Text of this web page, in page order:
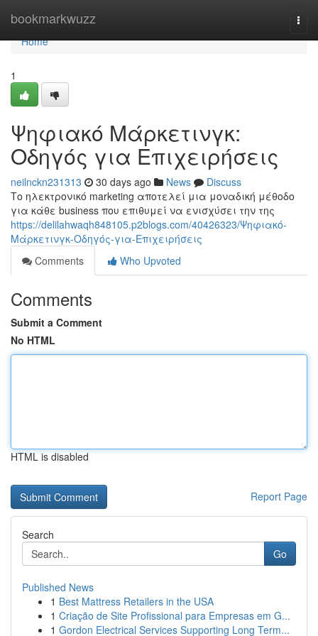
bookmarkwuzz
Home
Home
1
Ψηφιακό Μάρκετινγκ:
Οδηγός για Επιχειρήσεις
neilnckn231313 30 days ago News
Discuss
Το ηλεκτρονικό marketing αποτελεί μια μοναδική μέθοδο
για κάθε business που επιθυμεί να ενισχύσει την της
https://delilahwaqh848105.p2blogs.com/40426323/Ψηφιακό-
Μάρκετινγκ-Οδηγός-για-Επιχειρήσεις
Comments
Who Upvoted
Comments
Submit a Comment
No HTML
HTML is disabled
Report Page
Search
Go
Published News
1 Best Mattress Retailers in the USA
1 Criação de Site Profissional para Empresas em G...
1 Gordon Electrical Services Supporting Long Term...